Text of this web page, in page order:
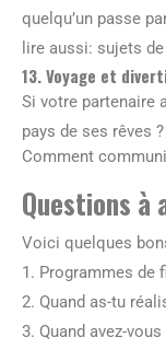
quelqu’un passe
lire aussi: sujets
13. Voyage et
Si votre partenaire
pays de ses rêves
Comment
Questions à
Voici quelques
1. Programmes de
2. Quand as-tu
3. Quand avez-